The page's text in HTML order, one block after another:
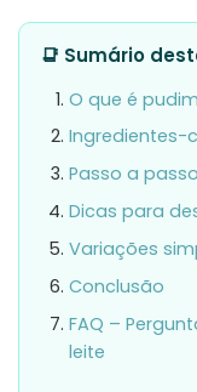
📑 Sumário
O que é
Ingredientes-
Passo a
Dicas para
Variações
Conclusão
FAQ –
leite